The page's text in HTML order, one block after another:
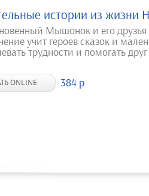
истории из
Мышонок и его друзья
учит героев сказок и
трудности и помогать друг
ONLINE 384 р.